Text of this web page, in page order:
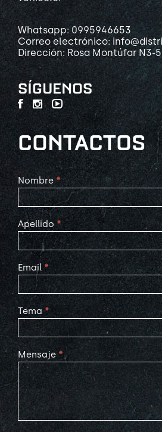
Whatsapp: 0995946653
Correo electrónico:
Dirección: Rosa Montúfar N3-
SÍGUENOS
CONTACTOS
Contact
Us
Nombre *
Apellido *
Email *
Tema *
Mensaje *